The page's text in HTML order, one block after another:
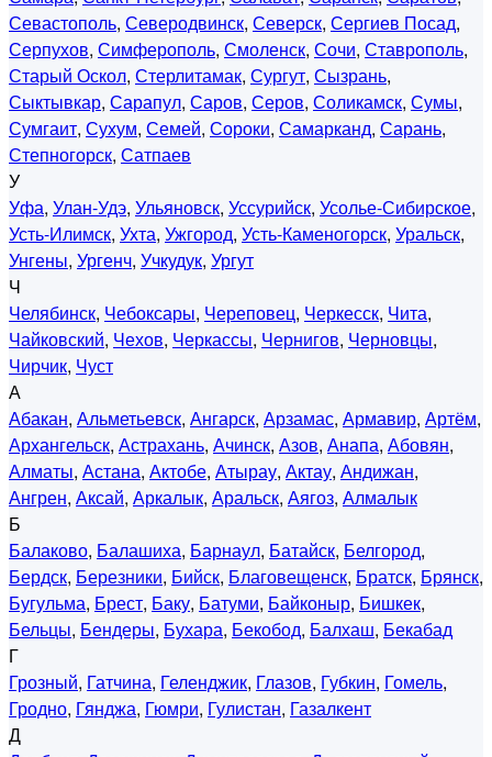
Севастополь, Северодвинск, Северск, Сергиев Посад,
Серпухов, Симферополь, Смоленск, Сочи, Ставрополь,
Старый Оскол, Стерлитамак, Сургут, Сызрань,
Сыктывкар, Сарапул, Саров, Серов, Соликамск, Сумы,
Сумгаит, Сухум, Семей, Сороки, Самарканд, Сарань,
Степногорск, Сатпаев
У
Уфа, Улан-Удэ, Ульяновск, Уссурийск, Усолье-Сибирское,
Усть-Илимск, Ухта, Ужгород, Усть-Каменогорск, Уральск,
Унгены, Ургенч, Учкудук, Ургут
Ч
Челябинск, Чебоксары, Череповец, Черкесск, Чита,
Чайковский, Чехов, Черкассы, Чернигов, Черновцы,
Чирчик, Чуст
А
Абакан, Альметьевск, Ангарск, Арзамас, Армавир, Артём,
Архангельск, Астрахань, Ачинск, Азов, Анапа, Абовян,
Алматы, Астана, Актобе, Атырау, Актау, Андижан,
Ангрен, Аксай, Аркалык, Аральск, Аягоз, Алмалык
Б
Балаково, Балашиха, Барнаул, Батайск, Белгород,
Бердск, Березники, Бийск, Благовещенск, Братск, Брянск,
Бугульма, Брест, Баку, Батуми, Байконыр, Бишкек,
Бельцы, Бендеры, Бухара, Бекобод, Балхаш, Бекабад
Г
Грозный, Гатчина, Геленджик, Глазов, Губкин, Гомель,
Гродно, Гянджа, Гюмри, Гулистан, Газалкент
Д